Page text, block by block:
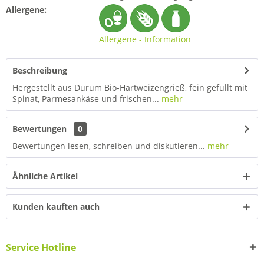
Allergene:
Allergene - Information
Beschreibung
Hergestellt aus Durum Bio-Hartweizengrieß, fein gefüllt mit
Spinat, Parmesankäse und frischen... mehr
Bewertungen
0
Bewertungen lesen, schreiben und diskutieren... mehr
Ähnliche Artikel
Kunden kauften auch
Service Hotline